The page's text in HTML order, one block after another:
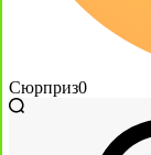
Сюрприз0